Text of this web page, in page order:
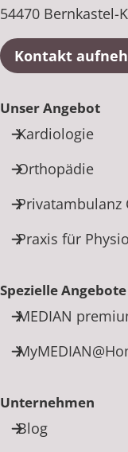
54470 Bernkastel-
Kontakt
Unser Angebot
Kardiologie
Orthopädie
Privatambulanz
Praxis für
Spezielle Angebote
MEDIAN
Unternehmen
Blog